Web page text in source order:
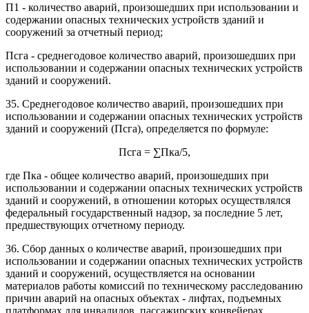
П1 - количество аварий, произошедших при использовании и
содержании опасных технических устройств зданий и
сооружений за отчетный период;
Псга - среднегодовое количество аварий, произошедших при
использовании и содержании опасных технических устройств
зданий и сооружений.
35. Среднегодовое количество аварий, произошедших при
использовании и содержании опасных технических устройств
зданий и сооружений (Псга), определяется по формуле:
Псга = ∑Пка/5,
где Пка - общее количество аварий, произошедших при
использовании и содержании опасных технических устройств
зданий и сооружений, в отношении которых осуществлялся
федеральный государственный надзор, за последние 5 лет,
предшествующих отчетному периоду.
36. Сбор данных о количестве аварий, произошедших при
использовании и содержании опасных технических устройств
зданий и сооружений, осуществляется на основании
материалов работы комиссий по техническому расследованию
причин аварий на опасных объектах - лифтах, подъемных
платформах для инвалидов, пассажирских конвейерах